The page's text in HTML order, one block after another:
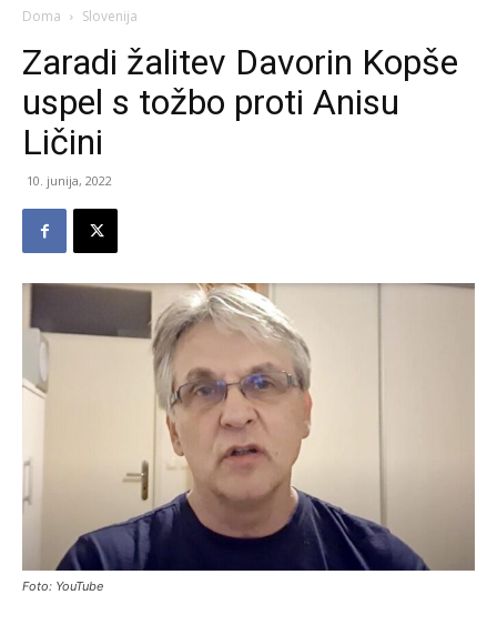
Doma Slovenija
Zaradi žalitev Davorin Kopše
uspel s tožbo proti Anisu
Ličini
10. junija, 2022
Foto: YouTube